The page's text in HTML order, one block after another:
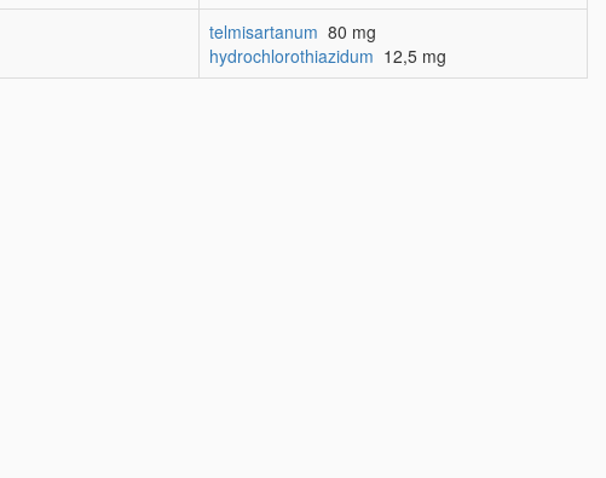
telmisartanum 80 mg
hydrochlorothiazidum 12,5 mg